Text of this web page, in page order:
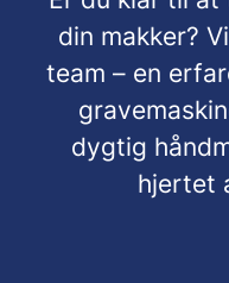
din makker?
team – en
dygtig
hjertet